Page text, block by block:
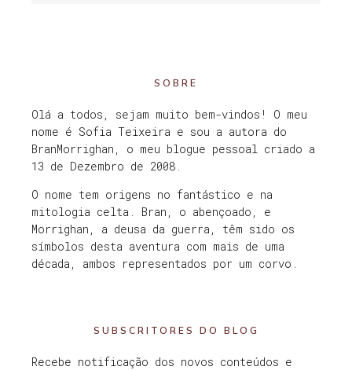
SOBRE
Olá a todos, sejam muito bem-vindos! O meu
nome é Sofia Teixeira e sou a autora do
BranMorrighan, o meu blogue pessoal criado a
13 de Dezembro de 2008.
O nome tem origens no fantástico e na
mitologia celta. Bran, o abençoado, e
Morrighan, a deusa da guerra, têm sido os
símbolos desta aventura com mais de uma
década, ambos representados por um corvo.
SUBSCRITORES DO BLOG
Recebe notificação dos novos conteúdos e